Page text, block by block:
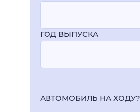
ГОД ВЫПУСКА
АВТОМОБИЛЬ НА ХОДУ?